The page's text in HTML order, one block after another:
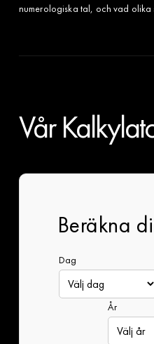
numerologiska tal, och vad olika
Vår
Beräkna
Dag
År